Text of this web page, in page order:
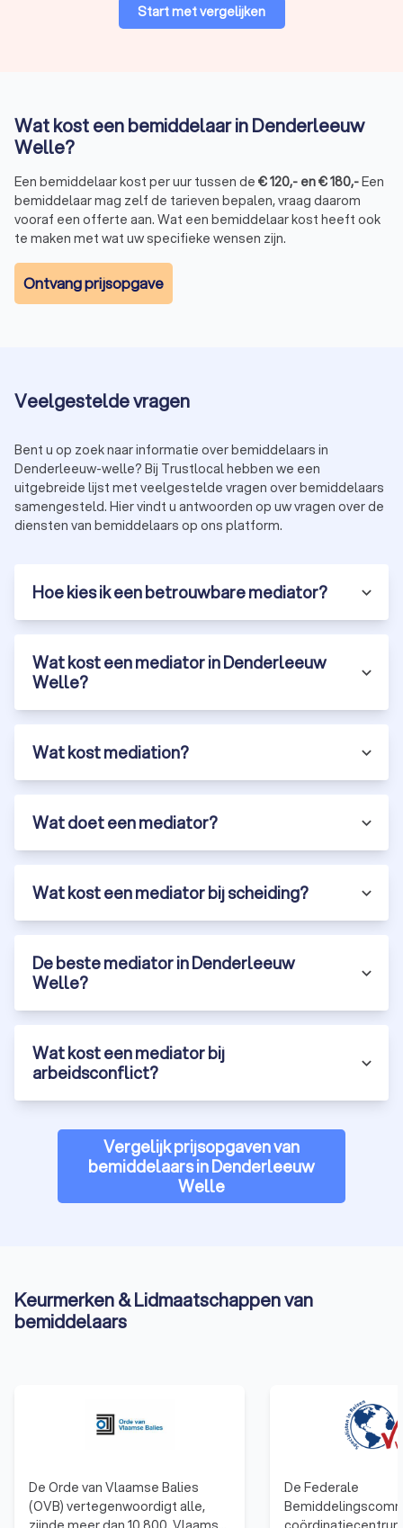
Start met vergelijken
Wat kost een bemiddelaar in Denderleeuw
Welle?
Een bemiddelaar kost per uur tussen de €120,- en€180,-Een
bemiddelaar mag zelf de tarieven bepalen, vraag daarom
vooraf een offerte aan. Wat een bemiddelaar kost heeft ook
te maken met wat uw specifieke wensen zijn.
Ontvang prijsopgave
Veelgestelde vragen
Bent u op zoek naar informatie over bemiddelaars in
Denderleeuw-welle? Bij Trustlocal hebben we een
uitgebreide lijst met veelgestelde vragen over bemiddelaars
samengesteld. Hier vindt u antwoorden op uw vragen over de
diensten van bemiddelaars op ons platform.
Hoe kies ik een betrouwbare mediator?
Wat kost een mediator in Denderleeuw
Welle?
Wat kost mediation?
Wat doet een mediator?
Wat kost een mediator bij scheiding?
De beste mediator in Denderleeuw
Welle?
Wat kost een mediator bij
arbeidsconflict?
Vergelijk prijsopgaven van
bemiddelaars in Denderleeuw
Welle
Keurmerken & Lidmaatschappen van
bemiddelaars
De Orde van Vlaamse Balies
(OVB) vertegenwoordigt alle,
De Federale